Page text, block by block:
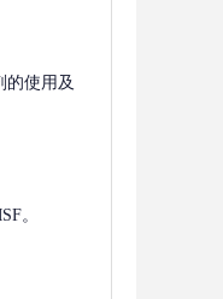
的使用及
。